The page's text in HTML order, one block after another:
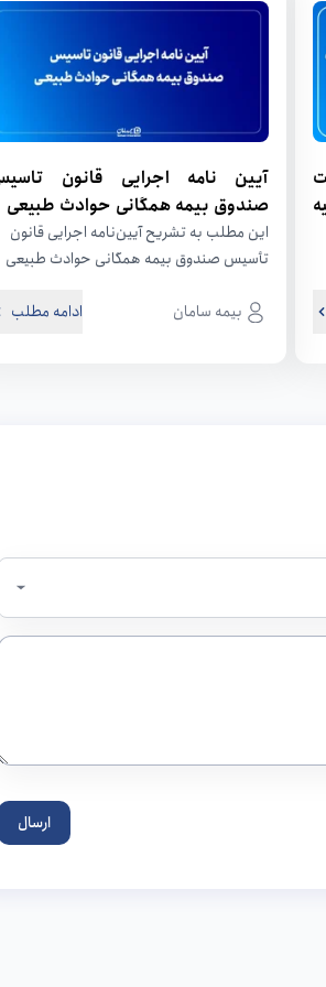
آیین نامه اجرایی قانون
صندوق بیمه همگانی حوادث طبیعی
این مطلب به تشریح آیین‌نامه اجرایی قانون
تأسیس صندوق بیمه همگانی حوادث طبیعی
بیمه سامان
ادامه مطلب
ارسال